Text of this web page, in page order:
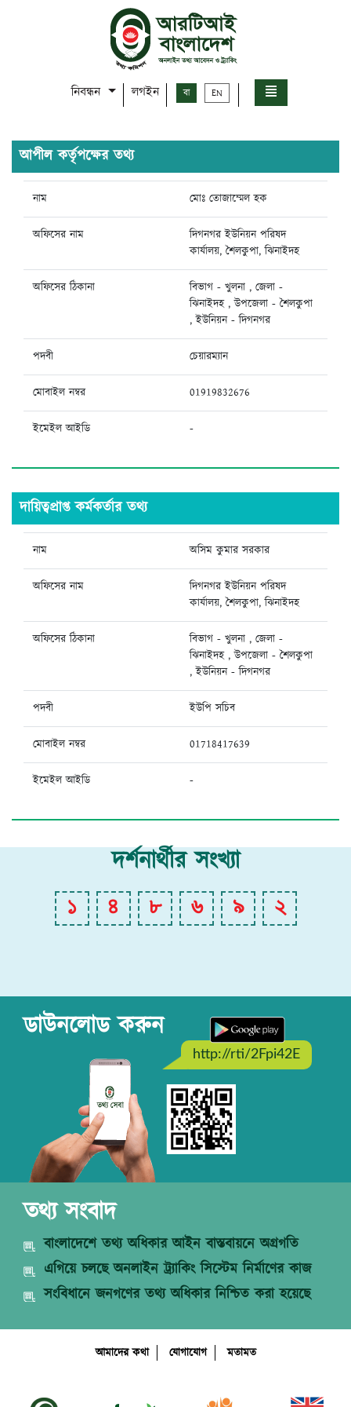
নিবন্ধন লগইন বা EN
আপীল কর্তৃপক্ষের তথ্য
নাম মোঃ তোজাম্মেল হক
অফিসের নাম
দিগনগর ইউনিয়ন পরিষদ
কার্যালয়, শৈলকুপা, ঝিনাইদহ
অফিসের ঠিকানা
বিভাগ - খুলনা , জেলা -
ঝিনাইদহ , উপজেলা - শৈলকুপা
, ইউনিয়ন - দিগনগর
পদবী চেয়ারম্যান
মোবাইল নম্বর 01919832676
ইমেইল আইডি -
দায়িত্বপ্রাপ্ত কর্মকর্তার তথ্য
নাম অসিম কুমার সরকার
অফিসের নাম
দিগনগর ইউনিয়ন পরিষদ
কার্যালয়, শৈলকুপা, ঝিনাইদহ
অফিসের ঠিকানা
বিভাগ - খুলনা , জেলা -
ঝিনাইদহ , উপজেলা - শৈলকুপা
, ইউনিয়ন - দিগনগর
পদবী ইউপি সচিব
মোবাইল নম্বর 01718417639
ইমেইল আইডি -
দর্শনার্থীর সংখ্যা
১ ৪ ৮ ৬ ৯ ২
ডাউনলোড করুন
http://rti/2Fpi42E
তথ্য সংবাদ
বাংলাদেশে তথ্য অধিকার আইন বাস্তবায়নে অগ্রগতি
এগিয়ে চলছে অনলাইন ট্র্যাকিং সিস্টেম নির্মাণের কাজ
সংবিধানে জনগণের তথ্য অধিকার নিশ্চিত করা হয়েছে
আমাদের কথা যোগাযোগ মতামত